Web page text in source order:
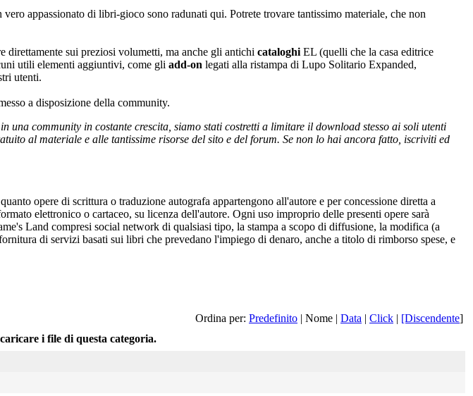
appassionato di libri-gioco sono radunati qui. Potrete trovare tantissimo materiale, che non
direttamente sui preziosi volumetti, ma anche gli antichi cataloghi EL (quelli che la casa editrice
utili elementi aggiuntivi, come gli add-on legati alla ristampa di Lupo Solitario Expanded,
utenti.
a disposizione della community.
community in costante crescita, siamo stati costretti a limitare il download stesso ai soli utenti
al materiale e alle tantissime risorse del sito e del forum. Se non lo hai ancora fatto, iscriviti ed
opere di scrittura o traduzione autografa appartengono all'autore e per concessione diretta a
elettronico o cartaceo, su licenza dell'autore. Ogni uso improprio delle presenti opere sarà
Land compresi social network di qualsiasi tipo, la stampa a scopo di diffusione, la modifica (a
di servizi basati sui libri che prevedano l'impiego di denaro, anche a titolo di rimborso spese, e
Ordina per: Predefinito | Nome | Data | Click | [Discendente]
i file di questa categoria.